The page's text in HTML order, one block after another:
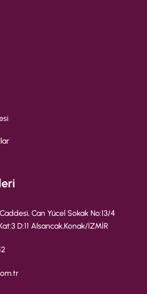
Can Yücel Sokak No:13/4
D:11 Alsancak,Konak/İZMİR